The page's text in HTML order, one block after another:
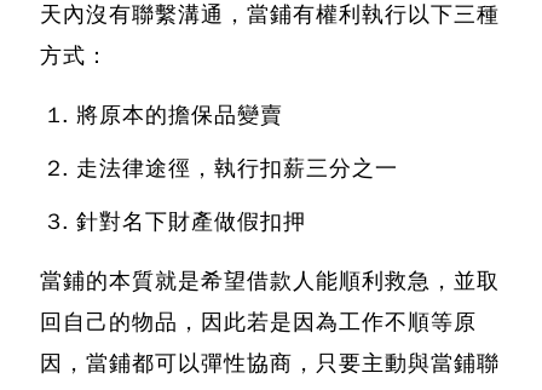
天內沒有聯繫溝通，當鋪有權利執行以下三種
方式：
將原本的擔保品變賣
走法律途徑，執行扣薪三分之一
針對名下財產做假扣押
當鋪的本質就是希望借款人能順利救急，並取
回自己的物品，因此若是因為工作不順等原
因，當鋪都可以彈性協商，只要主動與當鋪聯